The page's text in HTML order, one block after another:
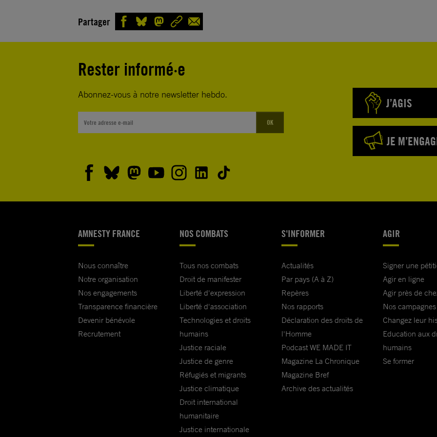
Partager
Rester informé·e
Abonnez-vous à notre newsletter hebdo.
OK
J’AGIS
JE
AMNESTY FRANCE
Nous connaître
Notre organisation
Nos engagements
Transparence financière
Devenir bénévole
Recrutement
NOS COMBATS
Tous nos combats
Droit de manifester
Liberté d'expression
Liberté d'association
Technologies et droits
humains
Justice raciale
Justice de genre
Réfugiés et migrants
Justice climatique
Droit international
humanitaire
Justice internationale
S'INFORMER
Actualités
Par pays (A à Z)
Repères
Nos rapports
Déclaration des droits de
l'Homme
Podcast WE MADE IT
Magazine La Chronique
Magazine Bref
Archive des actualités
AGIR
Signer une
Agir en ligne
Agir près de
Nos campagnes
Changez leur
Education aux
humains
Se former